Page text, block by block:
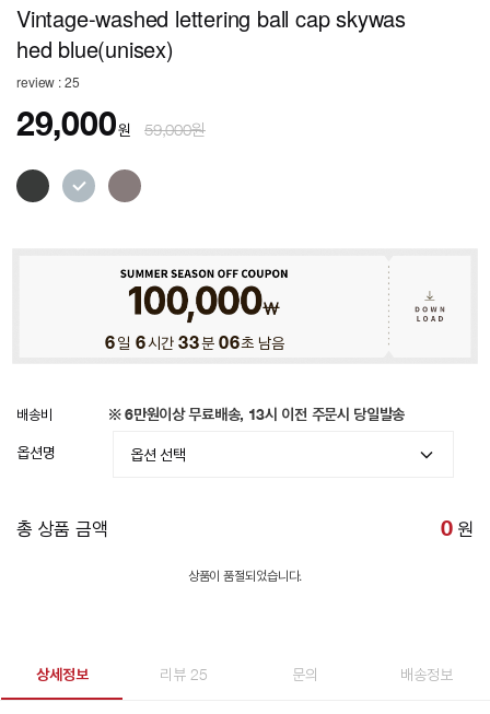
Vintage-washed lettering ball cap skywas
hed blue(unisex)
review : 25
29,000원 59,000원
6일 6시간 33분 04초 남음
배송비 ※ 6만원이상 무료배송, 13시 이전 주문시 당일발송
옵션명
총 상품 금액 0 원
상품이 품절되었습니다.
상세정보 리뷰 25 문의 배송정보